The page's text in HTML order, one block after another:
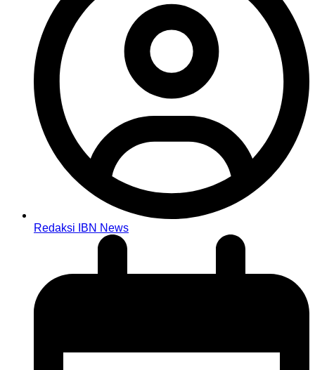
Redaksi IBN News